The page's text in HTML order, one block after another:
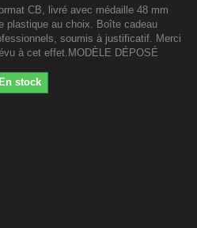
CB, livré avec médaille 48 mm
plastique au choix. Boîte cadeau
soumis à justificatif. Merci
à cet effet.MODÈLE DÉPOSÉ
En stock